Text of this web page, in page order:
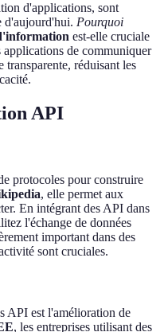
d'applications, sont
d'aujourd'hui. Pourquoi
est-elle cruciale
de communiquer
transparente, réduisant les
API
protocoles pour construire
, elle permet aux
En intégrant des API dans
l'échange de données
important dans des
sont cruciales.
API est l'amélioration de
, les entreprises utilisant des